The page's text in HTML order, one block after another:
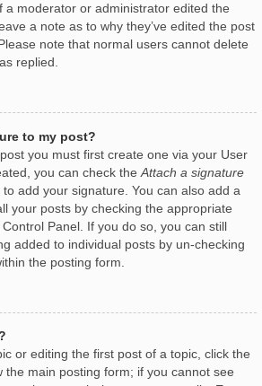
a moderator or administrator edited the
a note as to why they’ve edited the post
note that normal users cannot delete
replied.
to my post?
you must first create one via your User
you can check the Attach a signature
add your signature. You can also add a
your posts by checking the appropriate
Panel. If you do so, you can still
added to individual posts by un-checking
the posting form.
or editing the first post of a topic, click the
the main posting form; if you cannot see